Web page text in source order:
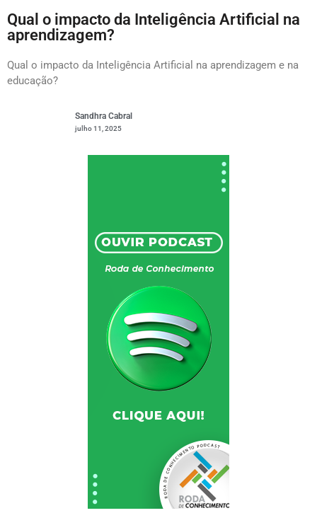
Qual o impacto da Inteligência Artificial na
aprendizagem?
Qual o impacto da Inteligência Artificial na aprendizagem e na
educação?
Sandhra Cabral
julho 11, 2025